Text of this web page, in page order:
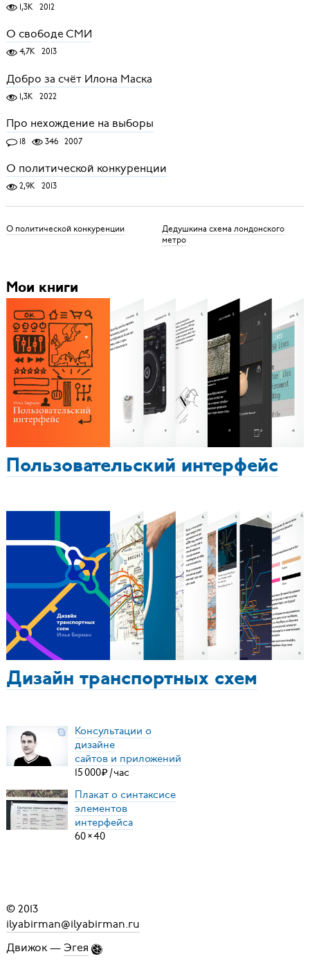
1,3K 2012
О свободе СМИ
4,7K 2013
Добро за счёт Илона Маска
1,3K 2022
Про нехождение на выборы
18 346 2007
О политической конкуренции
2,9K 2013
О политической конкуренции
Дедушкина схема лондонского
метро
Мои книги
Пользовательский интерфейс
Дизайн транспортных схем
Консультации о
дизайне
сайтов и приложений
15000₽ /час
Плакат о синтаксисе
элементов
интерфейса
60×40
© 2013
ilyabirman@ilyabirman.ru
Движок — Эгея